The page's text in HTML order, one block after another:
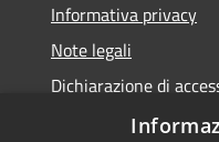
Informativa privacy
Note legali
Dichiarazione di
Informative Privacy